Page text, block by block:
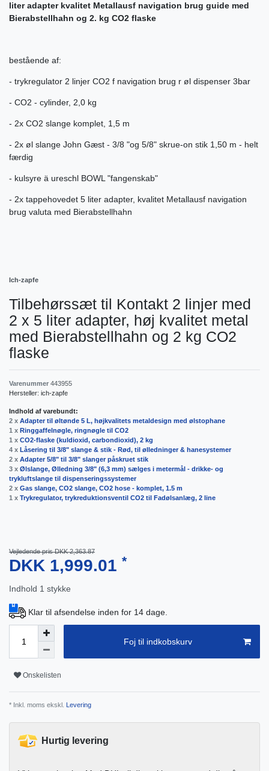
liter adapter kvalitet Metallausf navigation brug guide med
Bierabstellhahn og 2. kg CO2 flaske
bestående af:
- trykregulator 2 linjer CO2 f navigation brug r øl dispenser 3bar
- CO2 - cylinder, 2,0 kg
- 2x CO2 slange komplet, 1,5 m
- 2x øl slange John Gæst - 3/8 "og 5/8" skrue-on stik 1,50 m - helt
færdig
- kulsyre ä ureschl BOWL "fangenskab"
- 2x tappehovedet 5 liter adapter, kvalitet Metallausf navigation
brug valuta med Bierabstellhahn
Ich-zapfe
Tilbehørssæt til Kontakt 2 linjer med
2 x 5 liter adapter, høj kvalitet metal
med Bierabstellhahn og 2 kg CO2
flaske
Varenummer 443955
Hersteller: ich-zapfe
Indhold af varebundt:
2 x Adapter til øltønde 5 L, højkvalitets metaldesign med ølstophane
1 x Ringgaffelnøgle, ringnøgle til CO2
1 x CO2-flaske (kuldioxid, carbondioxid), 2 kg
4 x Låsering til 3/8" slange & stik - Rød, til ølledninger & hanesystemer
2 x Adapter 5/8" til 3/8" slanger påskruet stik
3 x Ølslange, Ølledning 3/8" (6,3 mm) sælges i metermål - drikke- og
trykluftslange til dispenseringssystemer
2 x Gas slange, CO2 slange, CO2 hose - komplet, 1.5 m
1 x Trykregulator, trykreduktionsventil CO2 til Fadølsanlæg, 2 line
Vejledende pris DKK 2,363.87
DKK 1,999.01 *
Indhold 1 stykke
Klar til afsendelse inden for 14 dage.
Foj til indkobskurv
Onskelisten
* Inkl. moms ekskl. Levering
Hurtig levering